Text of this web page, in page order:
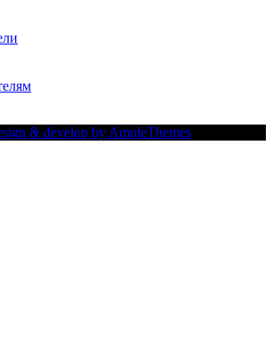
& develop by AmpleThemes